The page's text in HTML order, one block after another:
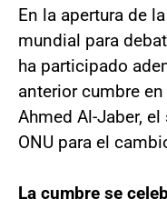
En la apertura de
mundial para
ha participado
anterior cumbre
Ahmed Al-Jaber,
ONU para el
La cumbre se